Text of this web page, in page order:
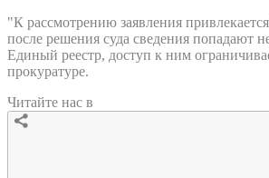
"К рассмотрению заявления
после решения суда сведения попадают
Единый реестр, доступ к ним
прокуратуре.
Читайте нас в